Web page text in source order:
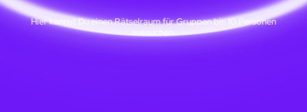
Hier kannst Du einen Rätselraum für Gruppen bis 10 Personen